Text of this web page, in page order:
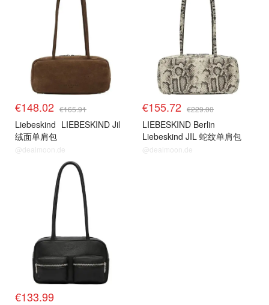
€148.02 €165.91
Liebeskind LIEBESKIND Jil
绒面单肩包
@dealmoon.de
€155.72 €229.00
LIEBESKIND Berlin
Liebeskind JIL 蛇纹单肩包
@dealmoon.de
€133.99